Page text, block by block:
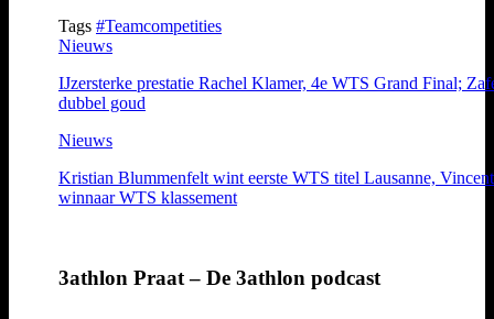
Tags #Teamcompetities
Nieuws
IJzersterke prestatie Rachel Klamer, 4e WTS Grand Final;
dubbel goud
Nieuws
Kristian Blummenfelt wint eerste WTS titel Lausanne,
winnaar WTS klassement
3athlon Praat – De 3athlon podcast